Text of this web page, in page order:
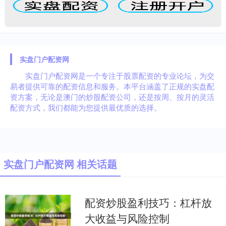
实盘门户配资网
实盘门户配资网是一个专注于股票配资的专业论坛，为交
易者提供可靠的配资信息和服务。本平台涵盖了正规的实盘配
资方案，无论是澳门的炒股配资公司，还是按周、按月的灵活
配资方式，我们都能为您提供最优质的选择。
实盘门户配资网 相关话题
配资炒股盈利技巧：杠杆放
大收益与风险控制